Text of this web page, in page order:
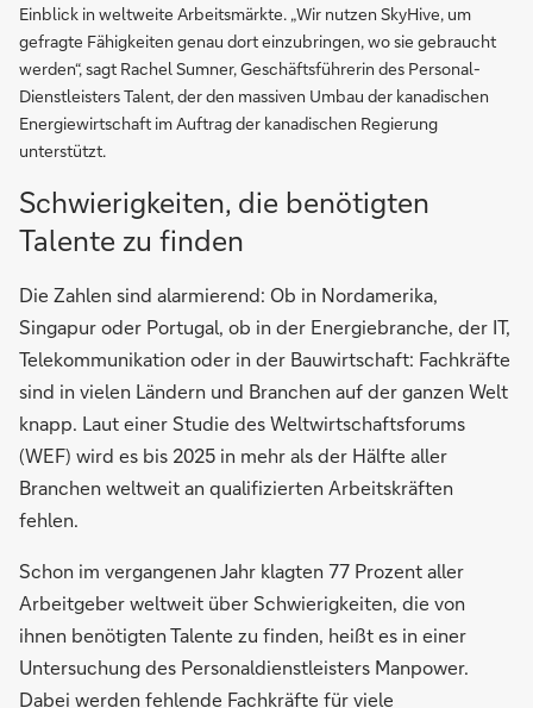
Einblick in weltweite Arbeitsmärkte. „Wir nutzen SkyHive, um
gefragte Fähigkeiten genau dort einzubringen, wo sie gebraucht
werden“, sagt Rachel Sumner, Geschäftsführerin des Personal-
Dienstleisters Talent, der den massiven Umbau der kanadischen
Energiewirtschaft im Auftrag der kanadischen Regierung
unterstützt.
Schwierigkeiten, die benötigten
Talente zu finden
Die Zahlen sind alarmierend: Ob in Nordamerika,
Singapur oder Portugal, ob in der Energiebranche, der IT,
Telekommunikation oder in der Bauwirtschaft: Fachkräfte
sind in vielen Ländern und Branchen auf der ganzen Welt
knapp. Laut einer Studie des Weltwirtschaftsforums
(WEF) wird es bis 2025 in mehr als der Hälfte aller
Branchen weltweit an qualifizierten Arbeitskräften
fehlen.
Schon im vergangenen Jahr klagten 77 Prozent aller
Arbeitgeber weltweit über Schwierigkeiten, die von
ihnen benötigten Talente zu finden, heißt es in einer
Untersuchung des Personaldienstleisters Manpower.
Dabei werden fehlende Fachkräfte für viele